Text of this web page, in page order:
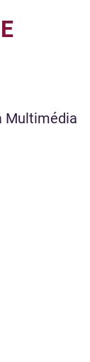
Multimédia